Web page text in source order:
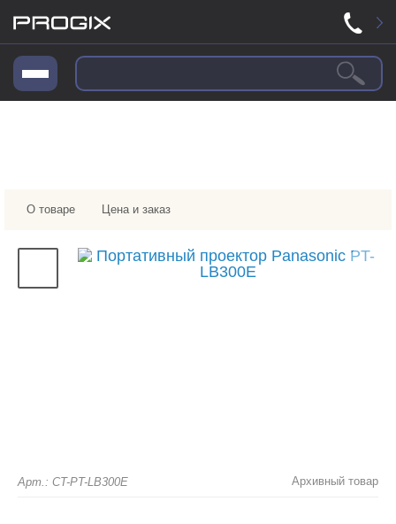
О товаре Цена и заказ
Арт.: CT-PT-LB300E Архивный товар